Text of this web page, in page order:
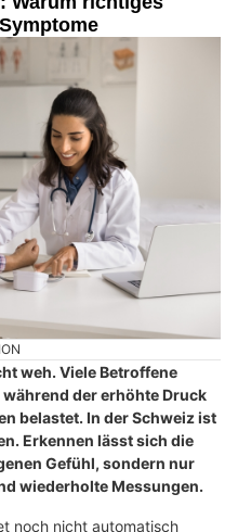
weh. Viele Betroffene
der erhöhte Druck
belastet. In der Schweiz ist
Erkennen lässt sich die
Gefühl, sondern nur
wiederholte Messungen.
noch nicht automatisch